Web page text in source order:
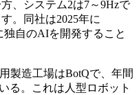
、システム2は7～9Hzで
。同社は2025年に
自のAIを開発すること
製造工場はBotQで、年間
る。これは人型ロボット